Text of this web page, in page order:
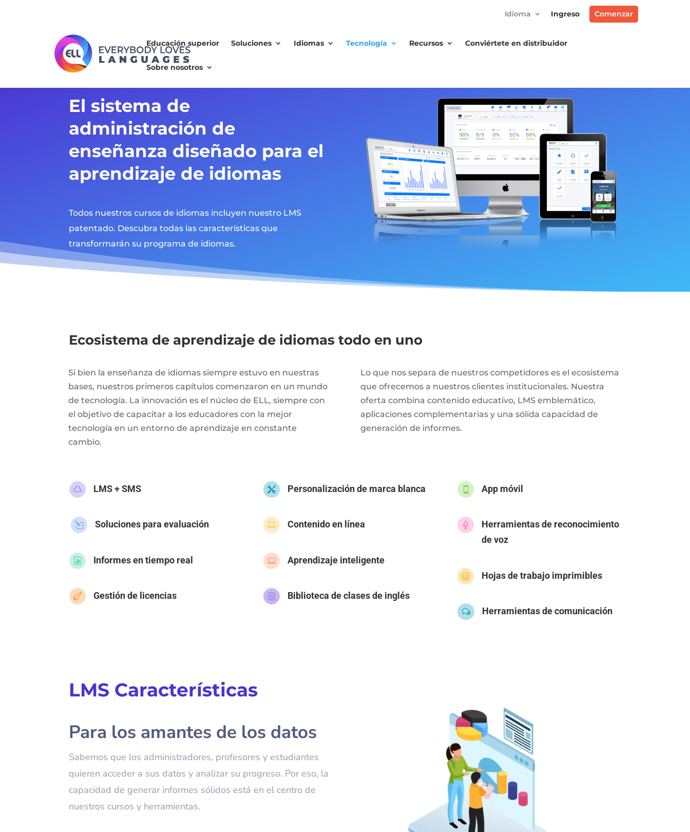
Idioma Ingreso Comenzar
Educación superior Soluciones Idiomas Tecnología Recursos Conviértete en distribuidor
Sobre nosotros
El sistema de
administración de
enseñanza diseñado para el
aprendizaje de idiomas
Todos nuestros cursos de idiomas incluyen nuestro LMS
patentado. Descubra todas las características que
transformarán su programa de idiomas.
Ecosistema de aprendizaje de idiomas todo en uno
Si bien la enseñanza de idiomas siempre estuvo en nuestras
bases, nuestros primeros capítulos comenzaron en un mundo
de tecnología. La innovación es el núcleo de ELL, siempre con
el objetivo de capacitar a los educadores con la mejor
tecnología en un entorno de aprendizaje en constante
cambio.
Lo que nos separa de nuestros competidores es el ecosistema
que ofrecemos a nuestros clientes institucionales. Nuestra
oferta combina contenido educativo, LMS emblemático,
aplicaciones complementarias y una sólida capacidad de
generación de informes.
 LMS + SMS
l Soluciones para evaluación
 Informes en tiempo real
 Gestión de licencias
 Personalización de marca blanca
 Contenido en línea
 Aprendizaje inteligente
i Biblioteca de clases de inglés
 App móvil

Herramientas de reconocimiento
de voz
 Hojas de trabajo imprimibles
w Herramientas de comunicación
LMS Características
Para los amantes de los datos
Sabemos que los administradores, profesores y estudiantes
quieren acceder a sus datos y analizar su progreso. Por eso, la
capacidad de generar informes sólidos está en el centro de
nuestros cursos y herramientas.